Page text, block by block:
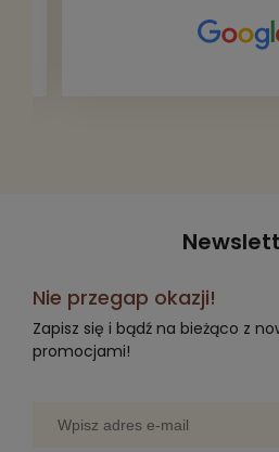
– nasze książki
przepakowywania.
Nie przegap okazji!
Zapisz się i bądź na bieżąco z
promocjami!